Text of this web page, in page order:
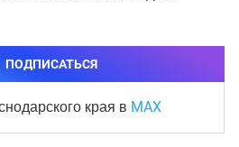
ПОДПИСАТЬСЯ
края в MAX